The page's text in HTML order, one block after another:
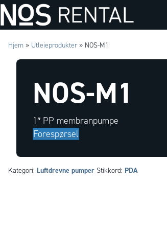
Hjem » Utleieprodukter » NOS-M1
NOS-M1
1″ PP membranpumpe
Forespørsel
Kategori: Luftdrevne pumper Stikkord: PDA